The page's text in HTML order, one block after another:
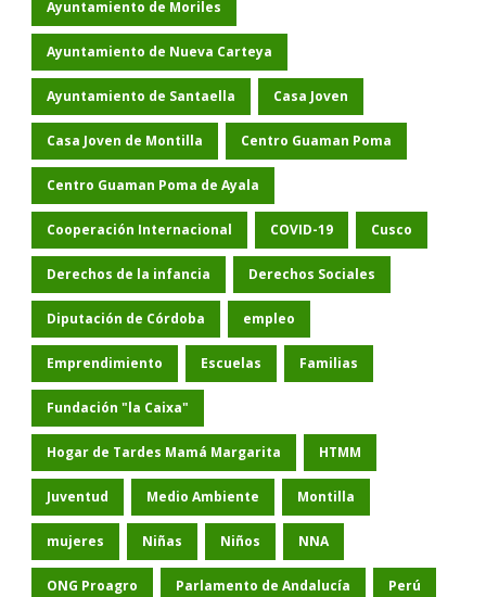
Ayuntamiento de Moriles
Ayuntamiento de Nueva Carteya
Ayuntamiento de Santaella Casa Joven
Casa Joven de Montilla Centro Guaman Poma
Centro Guaman Poma de Ayala
Cooperación Internacional COVID-19 Cusco
Derechos de la infancia Derechos Sociales
Diputación de Córdoba empleo
Emprendimiento Escuelas Familias
Fundación "la Caixa"
Hogar de Tardes Mamá Margarita HTMM
Juventud Medio Ambiente Montilla
mujeres Niñas Niños NNA
ONG Proagro Parlamento de Andalucía Perú